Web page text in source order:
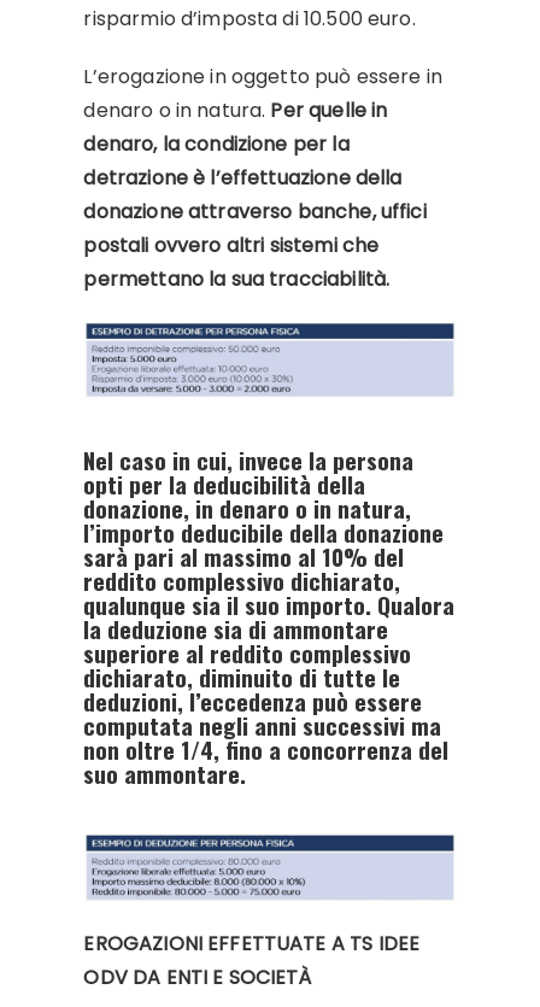
risparmio d’imposta di 10.500 euro.
L’erogazione in oggetto può essere in
denaro o in natura. Per quelle in
denaro, la condizione per la
detrazione è l’effettuazione della
donazione attraverso banche, uffici
postali ovvero altri sistemi che
permettano la sua tracciabilità.
Nel caso in cui, invece la persona
opti per la deducibilità della
donazione, in denaro o in natura,
l’importo deducibile della donazione
sarà pari al massimo al 10% del
reddito complessivo dichiarato,
qualunque sia il suo importo. Qualora
la deduzione sia di ammontare
superiore al reddito complessivo
dichiarato, diminuito di tutte le
deduzioni, l’eccedenza può essere
computata negli anni successivi ma
non oltre 1/4, fino a concorrenza del
suo ammontare.
EROGAZIONI EFFETTUATE A TS IDEE
ODV DA ENTI E SOCIETÀ